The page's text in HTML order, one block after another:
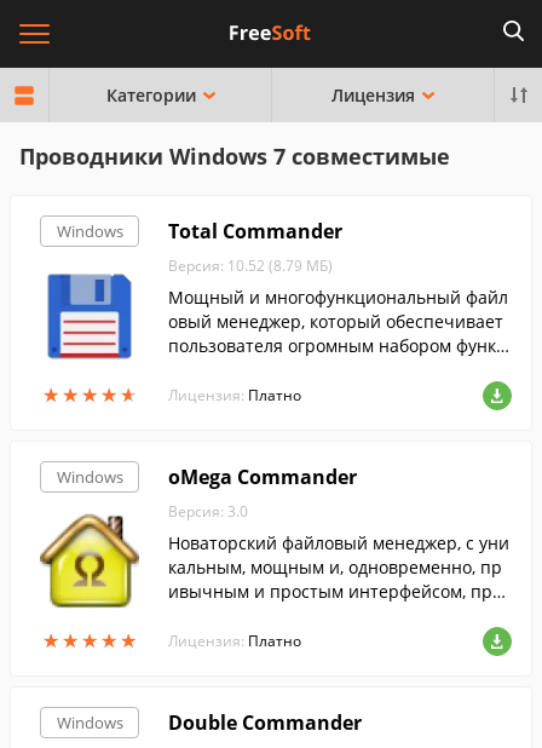
Категории Лицензия
Проводники Windows 7 совместимые
Windows
★★★★★
★★★★★
Total Commander
Версия: 10.52 (8.79 МБ)
Мощный и многофункциональный файл
овый менеджер, который обеспечивает
пользователя огромным набором функц
и папками.
Лицензия: Платно
Windows
★★★★★
★★★★★
oMega Commander
Версия: 3.0
Новаторский файловый менеджер, с уни
кальным, мощным и, одновременно, пр
ивычным и простым интерфейсом, пред
S Windows.
Лицензия: Платно
Windows Double Commander